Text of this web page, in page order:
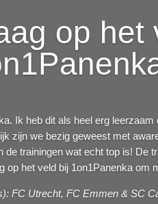
op het
Ik heb dit als heel erg
zijn we bezig geweest met
trainingen wat echt top is! De
op het veld bij 1on1Panenka om
FC Utrecht, FC Emmen & SC